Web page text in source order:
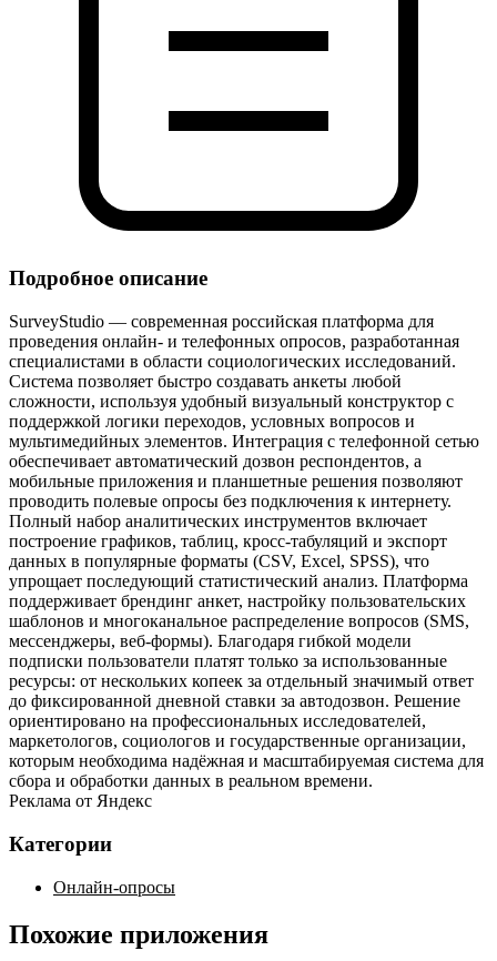
Подробное описание
SurveyStudio — современная российская платформа для
проведения онлайн‑ и телефонных опросов, разработанная
специалистами в области социологических исследований.
Система позволяет быстро создавать анкеты любой
сложности, используя удобный визуальный конструктор с
поддержкой логики переходов, условных вопросов и
мультимедийных элементов. Интеграция с телефонной сетью
обеспечивает автоматический дозвон респондентов, а
мобильные приложения и планшетные решения позволяют
проводить полевые опросы без подключения к интернету.
Полный набор аналитических инструментов включает
построение графиков, таблиц, кросс‑табуляций и экспорт
данных в популярные форматы (CSV, Excel, SPSS), что
упрощает последующий статистический анализ. Платформа
поддерживает брендинг анкет, настройку пользовательских
шаблонов и многоканальное распределение вопросов (SMS,
мессенджеры, веб‑формы). Благодаря гибкой модели
подписки пользователи платят только за использованные
ресурсы: от нескольких копеек за отдельный значимый ответ
до фиксированной дневной ставки за автодозвон. Решение
ориентировано на профессиональных исследователей,
маркетологов, социологов и государственные организации,
которым необходима надёжная и масштабируемая система для
сбора и обработки данных в реальном времени.
Реклама от Яндекс
Категории
Онлайн-опросы
Похожие приложения